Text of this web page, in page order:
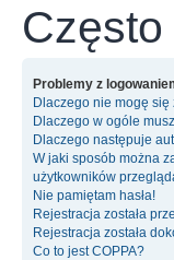
Problemy z
Dlaczego nie mogę
Dlaczego w ogóle
Dlaczego następuje
W jaki sposób można
użytkowników
Nie pamiętam hasła!
Rejestracja została
Rejestracja została
Co to jest COPPA?